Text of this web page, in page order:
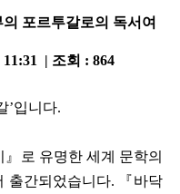
포르투갈로의 독서여
11:31 | 조회 : 864
’입니다.
로 유명한 세계 문학의
출간되었습니다. 『바닥